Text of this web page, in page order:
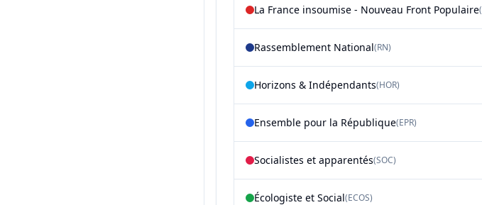
La France insoumise - Nouveau Front Populaire(
Rassemblement National(RN)
Horizons & Indépendants(HOR)
Ensemble pour la République(EPR)
Socialistes et apparentés(SOC)
Écologiste et Social(ECOS)